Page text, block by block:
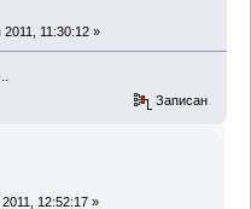
11:30:12 »
Записан
12:52:17 »